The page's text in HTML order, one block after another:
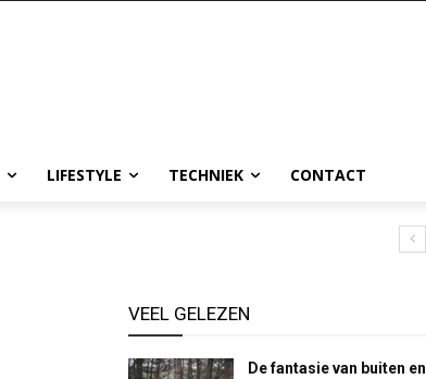
LIFESTYLE TECHNIEK CONTACT
VEEL GELEZEN
De fantasie van buiten en